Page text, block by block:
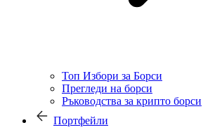
Топ Избори за Борси
Прегледи на борси
Ръководства за крипто борси
Портфейли